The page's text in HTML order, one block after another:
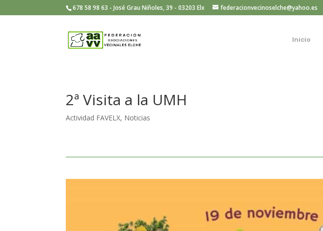
678 58 98 63 - José Grau Niñoles, 39 - 03203 Elx federacionvecinoselche@yahoo.es
Inicio
2ª Visita a la UMH
Actividad FAVELX, Noticias